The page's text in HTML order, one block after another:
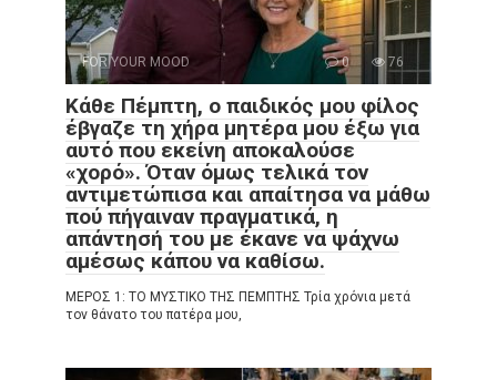
FOR YOUR MOOD 0 76
Κάθε Πέμπτη, ο παιδικός μου φίλος
έβγαζε τη χήρα μητέρα μου έξω για
αυτό που εκείνη αποκαλούσε
«χορό». Όταν όμως τελικά τον
αντιμετώπισα και απαίτησα να μάθω
πού πήγαιναν πραγματικά, η
απάντησή του με έκανε να ψάχνω
αμέσως κάπου να καθίσω.
ΜΕΡΟΣ 1: ΤΟ ΜΥΣΤΙΚΟ ΤΗΣ ΠΕΜΠΤΗΣ Τρία χρόνια μετά
τον θάνατο του πατέρα μου,